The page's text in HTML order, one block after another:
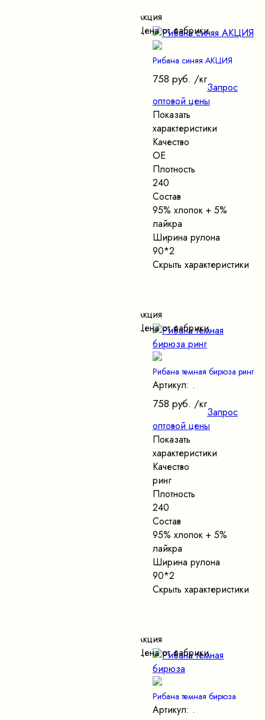
Акция
Цена от фабрики
Рибана синяя АКЦИЯ
758 руб. /кг
Запрос
оптовой цены
Показать
характеристики
Качество
ОЕ
Плотность
240
Состав
95% хлопок + 5%
лайкра
Ширина рулона
90*2
Скрыть характеристики
Акция
Цена от фабрики
Рибана темная бирюза ринг
Артикул: .
758 руб. /кг
Запрос
оптовой цены
Показать
характеристики
Качество
ринг
Плотность
240
Состав
95% хлопок + 5%
лайкра
Ширина рулона
90*2
Скрыть характеристики
Акция
Цена от фабрики
Рибана темная бирюза
Артикул: .